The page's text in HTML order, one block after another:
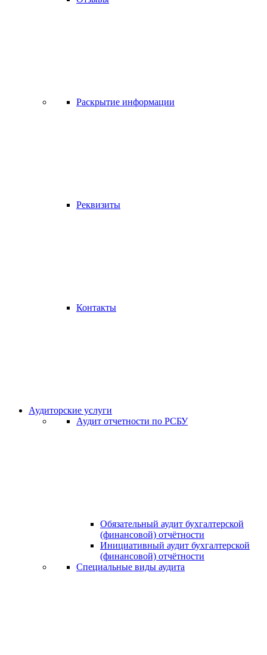
Раскрытие информации
Реквизиты
Контакты
Аудиторские услуги
Аудит отчетности по РСБУ
Обязательный аудит бухгалтерской
(финансовой) отчётности
Инициативный аудит бухгалтерской
(финансовой) отчётности
Специальные виды аудита